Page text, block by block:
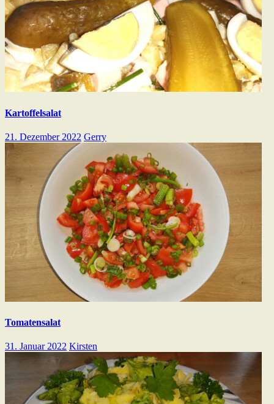
Kartoffelsalat
21. Dezember 2022 Gerry
Tomatensalat
31. Januar 2022 Kirsten